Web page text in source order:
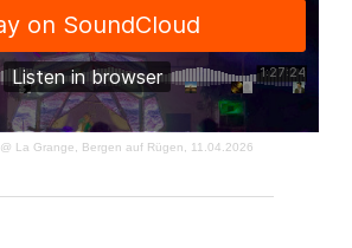
@ La Grange, Bergen auf Rügen, 11.04.2026